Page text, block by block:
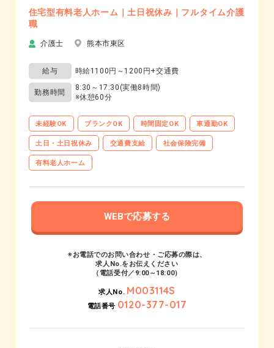
住宅型有料老人ホーム｜土日祝休み｜フルタイム介護
職
介護士 熊本市東区
給与 時給1100円～1200円+交通費
勤務時間
8:30～17:30(実働8時間)
※休憩60分
未経験OK ブランクOK 時間固定OK 車通勤OK
土日・土日祝休み 交通費支給 社会保険完備
有料老人ホーム
WEBで応募する
※お電話でのお問い合わせ・ご応募の際は、
求人No.をお伝えください
（電話受付／9:00～18:00）
求人No. M003114S
電話番号 0120-377-017